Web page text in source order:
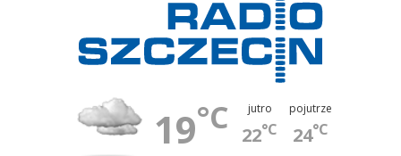
19°C jutro
22°C
pojutrze
24°C